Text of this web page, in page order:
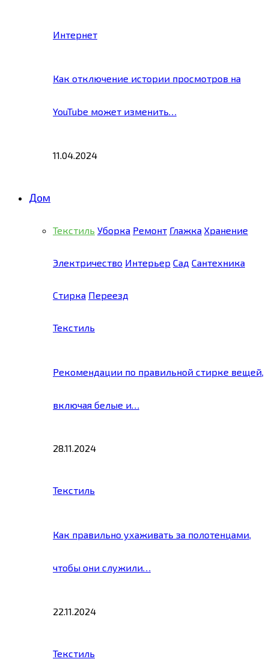
Интернет
Как отключение истории просмотров на
YouTube может изменить…
11.04.2024
Дом
Текстиль Уборка Ремонт Глажка Хранение
Электричество Интерьер Сад Сантехника
Стирка Переезд
Текстиль
Рекомендации по правильной стирке вещей,
включая белые и…
28.11.2024
Текстиль
Как правильно ухаживать за полотенцами,
чтобы они служили…
22.11.2024
Текстиль